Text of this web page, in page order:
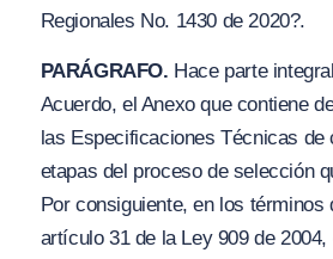
Regionales No. 1430 de 2020?.
PARÁGRAFO. Hace parte
Acuerdo, el Anexo que contiene
las Especificaciones Técnicas de
etapas del proceso de selección
Por consiguiente, en los términos
artículo 31 de la Ley 909 de